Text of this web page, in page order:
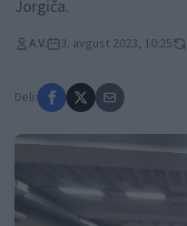
Jorgiča.
A.V. 3. avgust 2023, 10:25
Deli: